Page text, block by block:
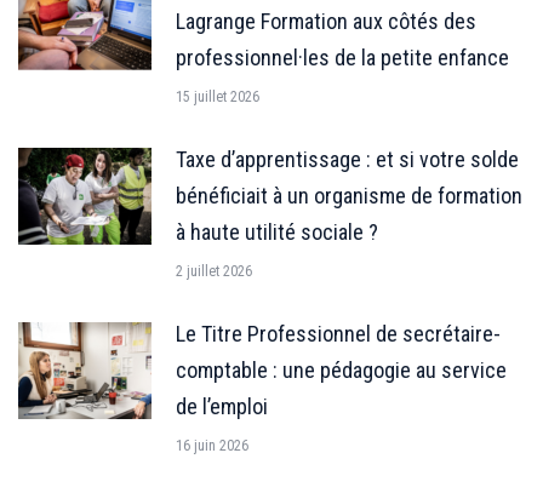
Lagrange Formation aux côtés des
professionnel·les de la petite enfance
15 juillet 2026
Taxe d’apprentissage : et si votre solde
bénéficiait à un organisme de formation
à haute utilité sociale ?
2 juillet 2026
Le Titre Professionnel de secrétaire-
comptable : une pédagogie au service
de l’emploi
16 juin 2026